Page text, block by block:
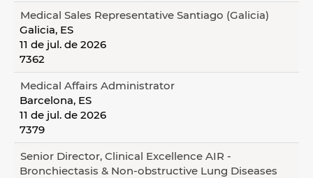
Medical Sales Representative Santiago (Galicia)
Galicia, ES
11 de jul. de 2026
7362
Medical Affairs Administrator
Barcelona, ES
11 de jul. de 2026
7379
Senior Director, Clinical Excellence AIR -
Bronchiectasis & Non-obstructive Lung Diseases